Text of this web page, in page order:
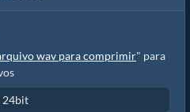
wav para comprimir" para